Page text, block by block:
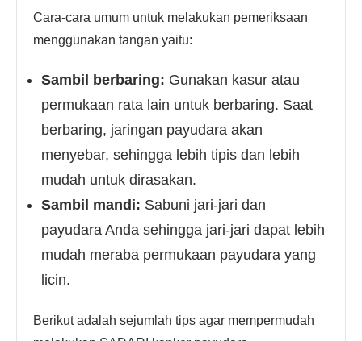
Cara-cara umum untuk melakukan pemeriksaan
menggunakan tangan yaitu:
Sambil berbaring: Gunakan kasur atau
permukaan rata lain untuk berbaring. Saat
berbaring, jaringan payudara akan
menyebar, sehingga lebih tipis dan lebih
mudah untuk dirasakan.
Sambil mandi: Sabuni jari-jari dan
payudara Anda sehingga jari-jari dapat lebih
mudah meraba permukaan payudara yang
licin.
Berikut adalah sejumlah tips agar mempermudah